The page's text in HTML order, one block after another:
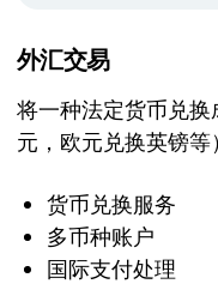
外汇交易
将一种法定货币兑
元，欧元兑换英镑等
货币兑换服务
多币种账户
国际支付处理